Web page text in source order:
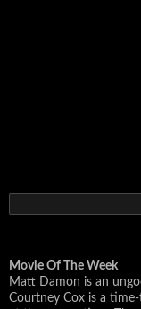
Movie Of The Week
Matt Damon is an
Courtney Cox is a